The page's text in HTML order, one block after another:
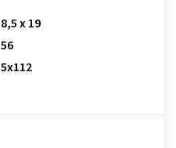
8,5 x 19
56
5x112